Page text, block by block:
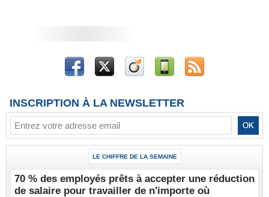
INSCRIPTION À LA NEWSLETTER
LE CHIFFRE DE LA SEMAINE
70 % des employés prêts à accepter une réduction
de salaire pour travailler de n'importe où